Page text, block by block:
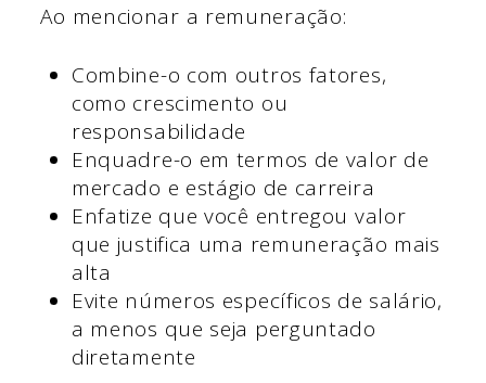
Ao mencionar a remuneração:
Combine-o com outros fatores,
como crescimento ou
responsabilidade
Enquadre-o em termos de valor de
mercado e estágio de carreira
Enfatize que você entregou valor
que justifica uma remuneração mais
alta
Evite números específicos de salário,
a menos que seja perguntado
diretamente